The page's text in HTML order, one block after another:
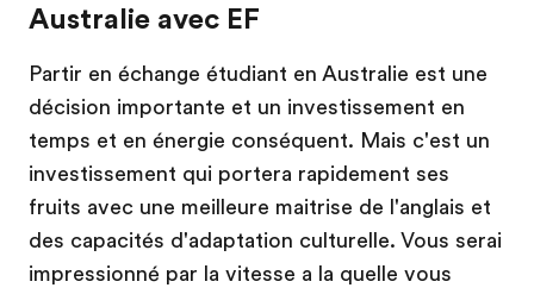
Australie avec EF
Partir en échange étudiant en Australie est une
décision importante et un investissement en
temps et en énergie conséquent. Mais c'est un
investissement qui portera rapidement ses
fruits avec une meilleure maitrise de l'anglais et
des capacités d'adaptation culturelle. Vous serai
impressionné par la vitesse a la quelle vous